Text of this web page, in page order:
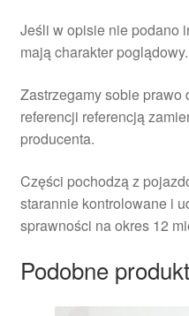
Jeśli w opisie nie podano
mają charakter poglądowy.
Zastrzegamy sobie
referencji referencją
producenta.
Części pochodzą z
starannie kontrolowane i
sprawności na okres 12
Podobne